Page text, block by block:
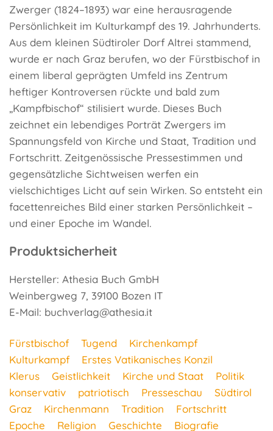
Zwerger (1824–1893) war eine herausragende
Persönlichkeit im Kulturkampf des 19. Jahrhunderts.
Aus dem kleinen Südtiroler Dorf Altrei stammend,
wurde er nach Graz berufen, wo der Fürstbischof in
einem liberal geprägten Umfeld ins Zentrum
heftiger Kontroversen rückte und bald zum
„Kampfbischof“ stilisiert wurde. Dieses Buch
zeichnet ein lebendiges Porträt Zwergers im
Spannungsfeld von Kirche und Staat, Tradition und
Fortschritt. Zeitgenössische Pressestimmen und
gegensätzliche Sichtweisen werfen ein
vielschichtiges Licht auf sein Wirken. So entsteht ein
facettenreiches Bild einer starken Persönlichkeit –
und einer Epoche im Wandel.
Produktsicherheit
Hersteller: Athesia Buch GmbH
Weinbergweg 7, 39100 Bozen IT
E-Mail: buchverlag@athesia.it
Fürstbischof Tugend
Kirchenkampf
Kulturkampf
Erstes Vatikanisches Konzil
Klerus
Geistlichkeit Kirche und Staat
Politik
konservativ
patriotisch Presseschau
Südtirol
Graz
Kirchenmann Tradition
Fortschritt
Epoche
Religion Geschichte Biografie